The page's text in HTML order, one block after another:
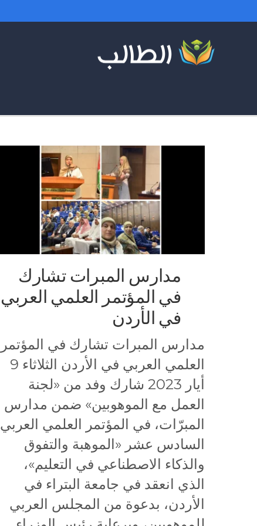
مدارس المبرات تشارك
في المؤتمر العلمي العربي
في الأردن
مدارس المبرات تشارك في المؤتمر
العلمي العربي في الأردن الثلاثاء 9
أيار 2023 شارك وفد من «لجنة
العمل مع الموهوبين» ضمن مدارس
المبرّات، في المؤتمر العلمي العربي
السادس عشر «الموهبة والتفوق
والذكاء الاصطناعي في التعليم»،
الذي انعقد في جامعة البتراء في
الأردن، بدعوة من المجلس العربي